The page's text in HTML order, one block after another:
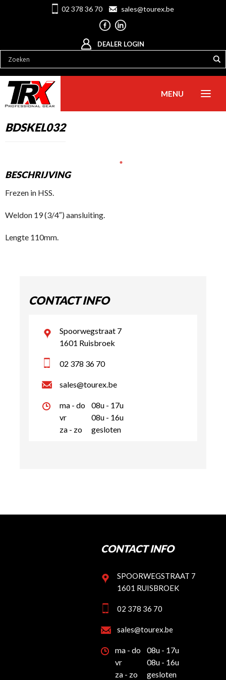
02 378 36 70 sales@tourex.be
DEALER LOGIN
MENU
BDSKEL032
BESCHRIJVING
Frezen in HSS.
Weldon 19 (3/4″) aansluiting.
Lengte 110mm.
CONTACT INFO
Spoorwegstraat 7
1601 Ruisbroek
02 378 36 70
sales@tourex.be
ma - do
08u - 17u
vr
08u - 16u
za - zo
gesloten
CONTACT INFO
SPOORWEGSTRAAT 7
1601 RUISBROEK
02 378 36 70
sales@tourex.be
ma - do
08u - 17u
vr
08u - 16u
za - zo
gesloten